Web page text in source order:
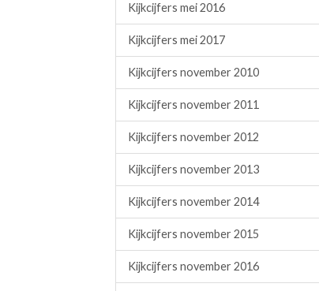
Kijkcijfers mei 2016
Kijkcijfers mei 2017
Kijkcijfers november 2010
Kijkcijfers november 2011
Kijkcijfers november 2012
Kijkcijfers november 2013
Kijkcijfers november 2014
Kijkcijfers november 2015
Kijkcijfers november 2016